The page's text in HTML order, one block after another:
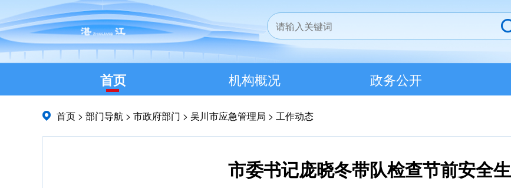
首页 机构概况 政务公开
首页 > 部门导航 > 市政府部门 > 吴川市应急管理局 > 工作动态
市委书记庞晓冬带队检查节前安全